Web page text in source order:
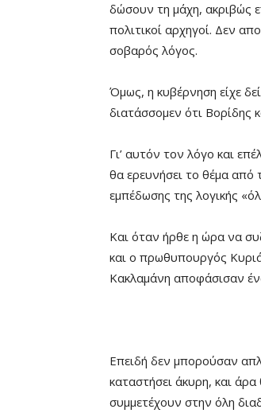
δώσουν τη μάχη, ακριβώς
πολιτικοί αρχηγοί. Δεν
σοβαρός λόγος.
Όμως, η κυβέρνηση είχε
διατάσσομεν ότι Βορίδης
Γι’ αυτόν τον λόγο και
θα ερευνήσει το θέμα
εμπέδωσης της λογικής
Και όταν ήρθε η ώρα να
και ο πρωθυπουργός
Κακλαμάνη αποφάσισαν
Επειδή δεν μπορούσαν
καταστήσει άκυρη, και
συμμετέχουν στην όλη